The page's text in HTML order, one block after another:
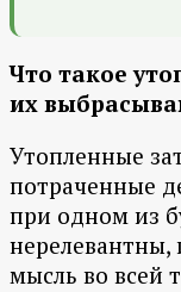
Что такое
их
Утопленные
потраченные
при одном из
нерелевантны,
мысль во всей